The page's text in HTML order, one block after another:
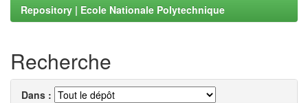
Repository | Ecole Nationale Polytechnique
Recherche
Dans :